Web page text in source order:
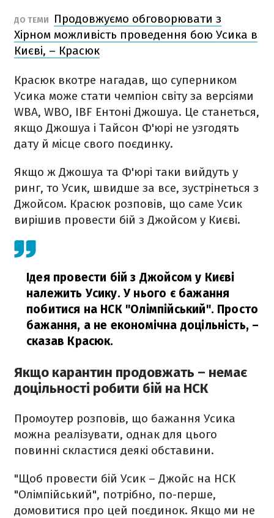
ДО ТЕМИ
Продовжуємо обговорювати з
Хірном можливість проведення бою Усика в
Києві, – Красюк
Красюк вкотре нагадав, що суперником
Усика може стати чемпіон світу за версіями
WBA, WBO, IBF Ентоні Джошуа. Це станеться,
якщо Джошуа і Тайсон Ф'юрі не узгодять
дату й місце свого поєдинку.
Якщо ж Джошуа та Ф'юрі таки вийдуть у
ринг, то Усик, швидше за все, зустрінеться з
Джойсом. Красюк розповів, що саме Усик
вирішив провести бій з Джойсом у Києві.
Ідея провести бій з Джойсом у Києві
належить Усику. У нього є бажання
побитися на НСК "Олімпійський". Просто
бажання, а не економічна доцільність, –
сказав Красюк.
Якщо карантин продовжать – немає
доцільності робити бій на НСК
Промоутер розповів, що бажання Усика
можна реалізувати, однак для цього
повинні скластися деякі обставини.
"Щоб провести бій Усик – Джойс на НСК
"Олімпійський", потрібно, по-перше,
домовитися про цей поєдинок. Якщо ми не